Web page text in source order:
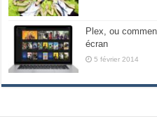
Plex, ou
écran
5 février 2014